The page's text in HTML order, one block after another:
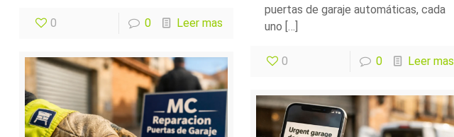
0 0 Leer mas
puertas de garaje automáticas, cada
uno […]
0 0 Leer mas